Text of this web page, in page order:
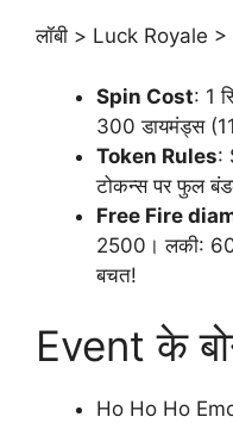
लॉबी > Luck Royale
Spin Cost: 1
300 डायमंड्स
Token Rules:
टोकन्स पर फुल
Free Fire
2500। लकी:
बचत!
Event के
Ho Ho Ho